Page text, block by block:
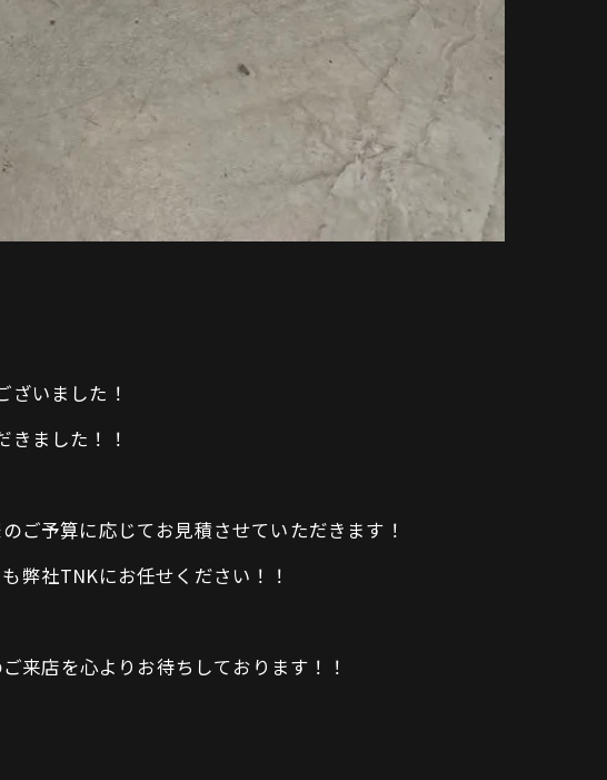
ざいました！
ました！！
ご予算に応じてお見積させていただきます！
弊社TNKにお任せください！！
来店を心よりお待ちしております！！